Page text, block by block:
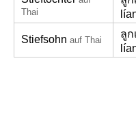
Thai
Stiefsohn auf Thai
ลูก